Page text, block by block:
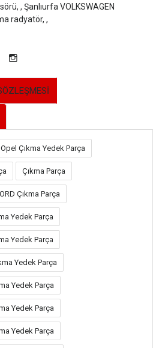
, Şanlıurfa VOLKSWAGEN
radyatör, ,
Opel Çıkma Yedek Parça
Çıkma Parça
Çıkma Parça
Yedek Parça
Yedek Parça
Yedek Parça
Yedek Parça
Yedek Parça
Yedek Parça